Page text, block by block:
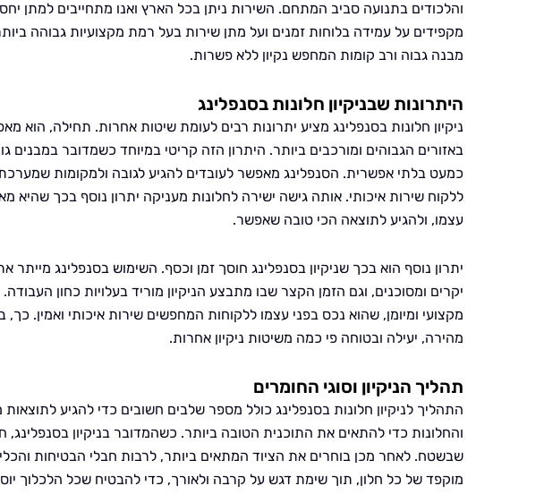
והלכודים בתנועה סביב המתחם. השירות ניתן בכל הארץ ואנו מתחייבים למתן
מקפידים על עמידה בלוחות זמנים ועל מתן שירות בעל רמת מקצועיות גבוהה
מבנה גבוה ורב קומות המחפש נקיון ללא פשרות.
היתרונות שבניקיון חלונות בסנפלינג
ניקיון חלונות בסנפלינג מציע יתרונות רבים לעומת שיטות אחרות. תחילה, הוא
באזורים הגבוהים ומורכבים ביותר. היתרון הזה קריטי במיוחד כשמדובר
כמעט בלתי אפשרית. הסנפלינג מאפשר לעובדים להגיע לגובה ולמקומות שמערכת
ללקוח שירות איכותי. אותה גישה ישירה לחלונות מעניקה יתרון נוסף בכך שהיא
עצמו, ולהגיע לתוצאה הכי טובה שאפשר.
יתרון נוסף הוא בכך שניקיון בסנפלינג חוסך זמן וכסף. השימוש בסנפלינג
יקרים ומסוכנים, וגם הזמן הקצר שבו מתבצע הניקיון מוריד בעלויות כחון
מקצועי ומיומן, שהוא נכס בפני עצמו ללקוחות המחפשים שירות איכותי ואמין. כך,
מהירה, יעילה ובטוחה פי כמה משיטות ניקיון אחרות.
תהליך הניקיון וסוגי החומרים
התהליך לניקיון חלונות בסנפלינג כולל מספר שלבים חשובים כדי להגיע
והחלונות כדי להתאים את התוכנית הטובה ביותר. כשהמדובר בניקיון בסנפלינג,
שבשטח. לאחר מכן בוחרים את הציוד המתאים ביותר, לרבות חבלי הבטיחות
מוקפד של כל חלון, תוך שימת דגש על קרבה ולאורך, כדי להבטיח שכל הלכלוך